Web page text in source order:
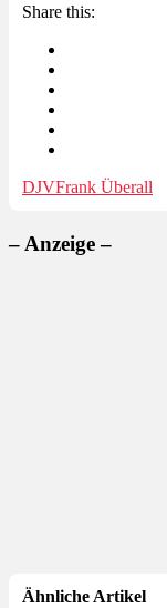
Share this:
DJVFrank Überall
– Anzeige –
Ähnliche Artikel